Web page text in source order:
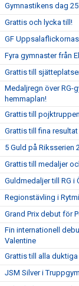
Gymnastikens dag
Grattis och lycka till!
GF
Fyra gymnaster från
Grattis till
Medaljregn över RG-
hemmaplan!
Grattis till
Grattis till fina
5 Guld på Riksserien
Grattis till medaljer
Guldmedaljer till RG
Regionstävling i
Grand Prix debut för
Fin internationell
Valentine
Grattis till alla duktiga
JSM Silver i